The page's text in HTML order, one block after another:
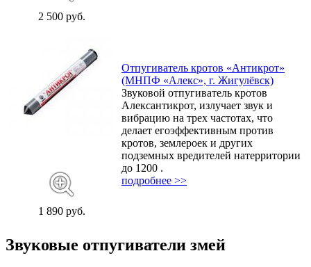
2 500 руб.
1 890 руб.
Отпугиватель кротов «Антикрот»
(МНПФ «Алекс», г. Жигулёвск)
Звуковой отпугиватель кротов
Алексантикрот, излучает звук и
вибрацию на трех частотах, что
делает егоэффективным против
кротов, землероек и других
подземных вредителей натерритории
до 1200 .
подробнее >>
Звуковые отпугиватели змей